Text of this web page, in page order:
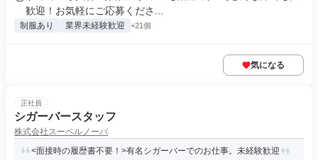
歓迎！お気軽にご応募くださ...
制服あり 業界未経験歓迎 +21個
気になる
正社員
シガーバースタッフ
株式会社スーペルノーバ
<面接時の履歴書不要！>有名シガーバーでのお仕事。未経験歓迎